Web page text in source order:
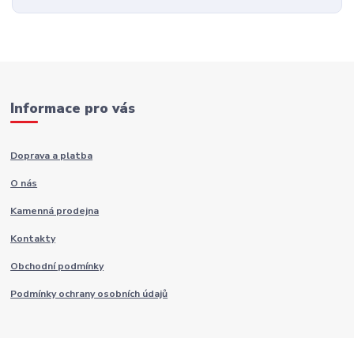
Informace pro vás
Doprava a platba
O nás
Kamenná prodejna
Kontakty
Obchodní podmínky
Podmínky ochrany osobních údajů